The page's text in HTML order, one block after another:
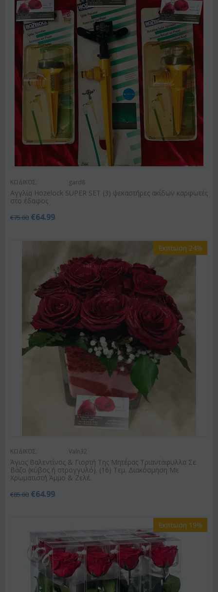
ΚΩΔΙΚΟΣ: gard8
Αγγλία Hozelock SUPER SET (3) ψεκαστήρες ακίδων καρφωτές
στο έδαφος
€75.00 €64.99
Έκπτωση 24%
ΚΩΔΙΚΟΣ: Valn32
Άγιος Βαλεντίνος & Γιορτή Της Μητέρας Τριαντάφυλλα Σε
Βάζο (κύβος ή στρογγυλό). (16) Τεμ. Διακόσμηση Με
Χρωματιστή Άμμο & Ζελέ.
€85.00 €64.99
Έκπτωση 19%